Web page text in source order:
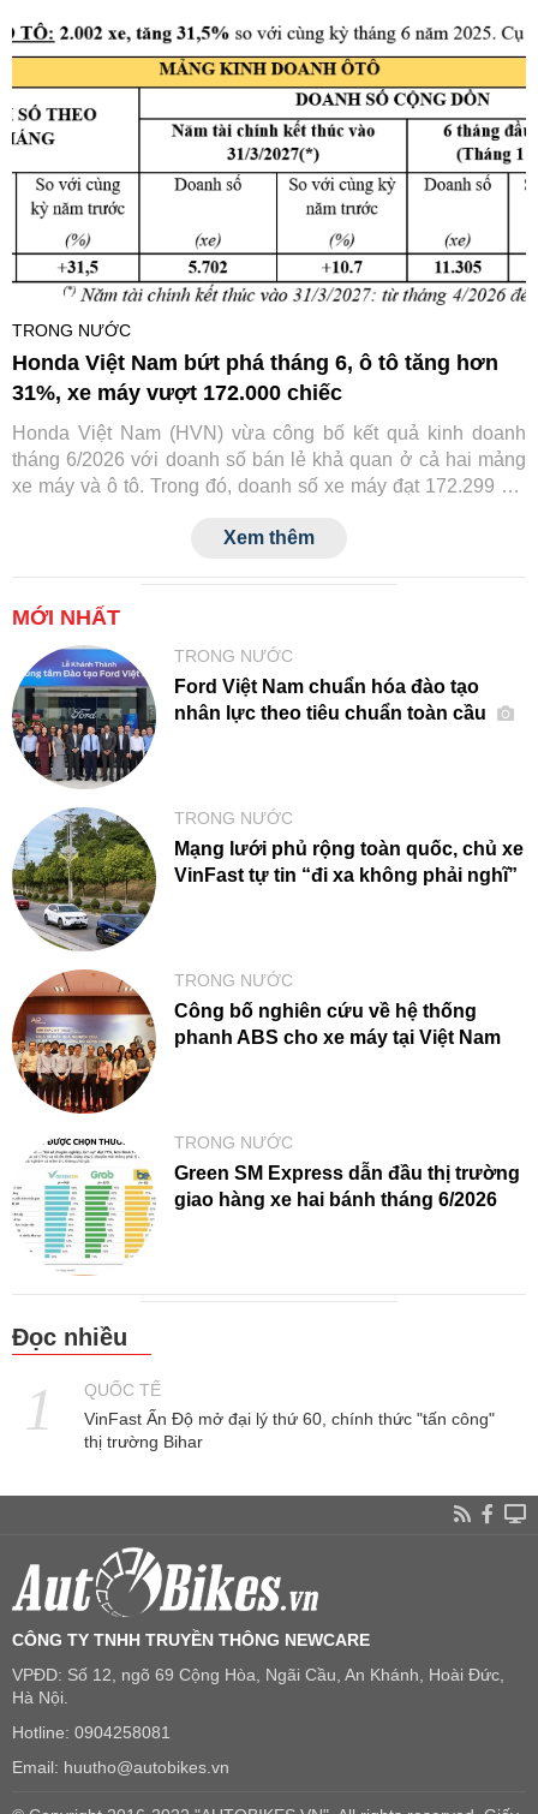
số một của VinFast trên thị trường ô tô trong nước.
TRONG NƯỚC
Honda Việt Nam bứt phá tháng 6, ô tô tăng hơn
31%, xe máy vượt 172.000 chiếc
Honda Việt Nam (HVN) vừa công bố kết quả kinh doanh
tháng 6/2026 với doanh số bán lẻ khả quan ở cả hai mảng
xe máy và ô tô. Trong đó, doanh số xe máy đạt 172.299 xe,
Xem thêm
MỚI NHẤT
TRONG NƯỚC
Ford Việt Nam chuẩn hóa đào tạo
nhân lực theo tiêu chuẩn toàn cầu
TRONG NƯỚC
Mạng lưới phủ rộng toàn quốc, chủ xe
VinFast tự tin “đi xa không phải nghĩ”
TRONG NƯỚC
Công bố nghiên cứu về hệ thống
phanh ABS cho xe máy tại Việt Nam
TRONG NƯỚC
Green SM Express dẫn đầu thị trường
giao hàng xe hai bánh tháng 6/2026
Đọc nhiều
QUỐC TẾ
VinFast Ấn Độ mở đại lý thứ 60, chính thức "tấn công"
thị trường Bihar
CÔNG TY TNHH TRUYỀN THÔNG NEWCARE
VPĐD: Số 12, ngõ 69 Cộng Hòa, Ngãi Cầu, An Khánh, Hoài Đức,
Hà Nội.
Hotline: 0904258081
Email: huutho@autobikes.vn